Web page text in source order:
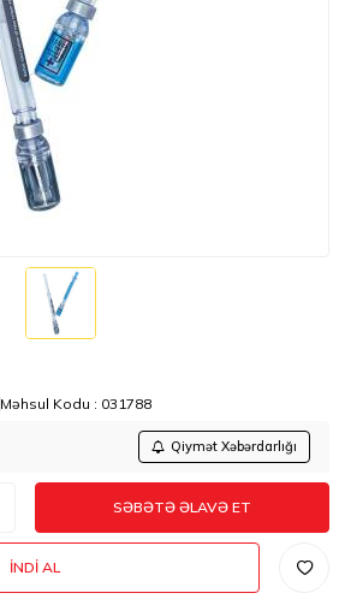
Məhsul Kodu : 031788
Qiymət Xəbərdarlığı
SƏBƏTƏ ƏLAVƏ ET
İNDI AL